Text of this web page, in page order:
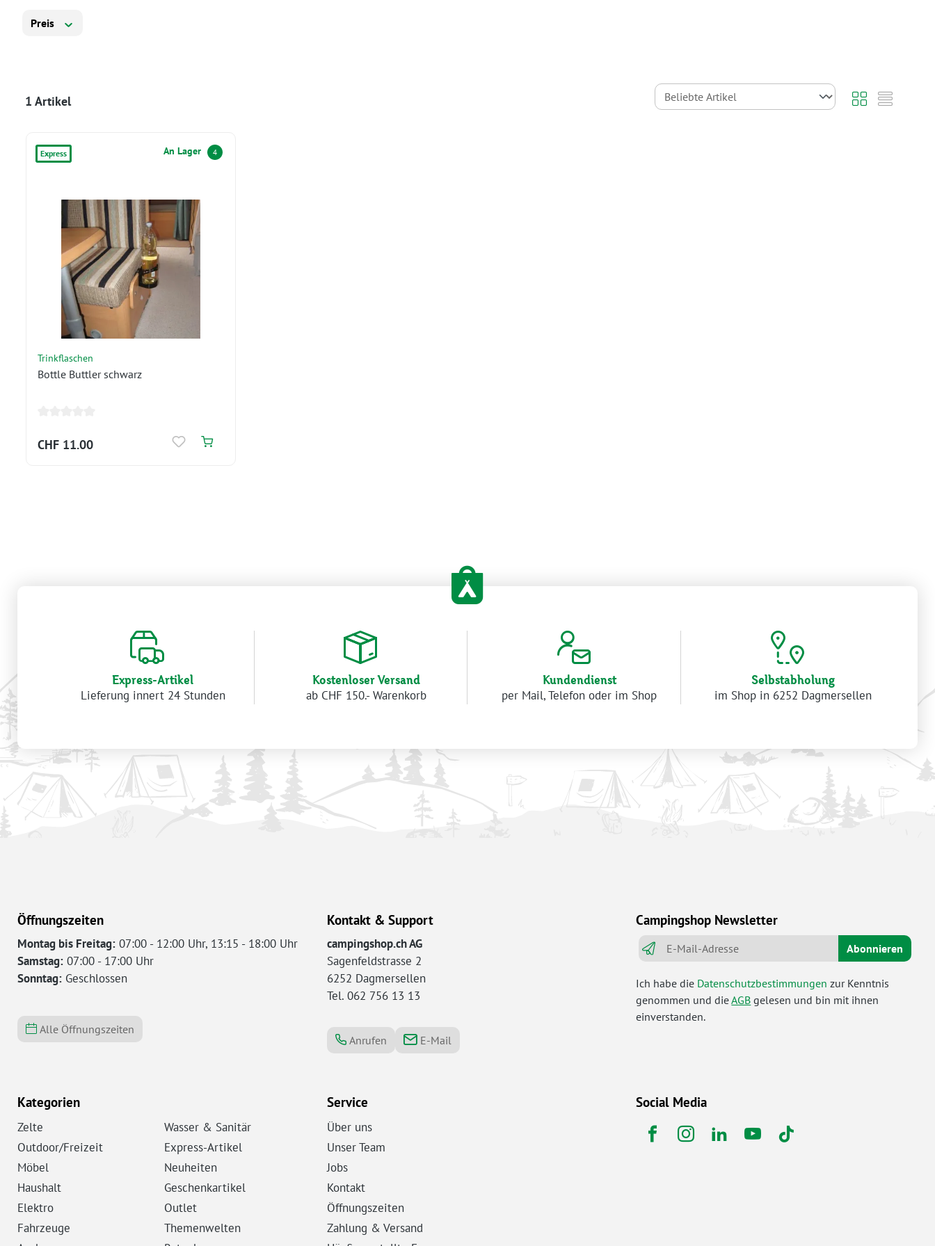
Preis
1 Artikel
Express An Lager 4
Trinkflaschen
Bottle Buttler schwarz
CHF 11.00
Express-Artikel
Lieferung innert 24 Stunden
Kostenloser Versand
ab CHF 150.- Warenkorb
Kundendienst
per Mail, Telefon oder im Shop
Selbstabholung
im Shop in 6252 Dagmersellen
Öffnungszeiten
Montag bis Freitag: 07:00 - 12:00 Uhr, 13:15 - 18:00 Uhr
Samstag: 07:00 - 17:00 Uhr
Sonntag: Geschlossen
Alle Öffnungszeiten
Kontakt & Support
campingshop.ch AG
Sagenfeldstrasse 2
6252 Dagmersellen
Tel. 062 756 13 13
Anrufen E-Mail
Campingshop Newsletter
Abonnieren
Ich habe die Datenschutzbestimmungen zur Kenntnis
genommen und dieAGB gelesen und bin mit ihnen
einverstanden.
Kategorien
Zelte
Outdoor/Freizeit
Möbel
Haushalt
Elektro
Fahrzeuge
Wasser & Sanitär
Express-Artikel
Neuheiten
Geschenkartikel
Outlet
Themenwelten
Service
Über uns
Unser Team
Jobs
Kontakt
Öffnungszeiten
Zahlung & Versand
Social Media